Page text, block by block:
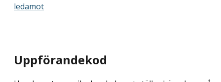
ledamot
Uppförandekod